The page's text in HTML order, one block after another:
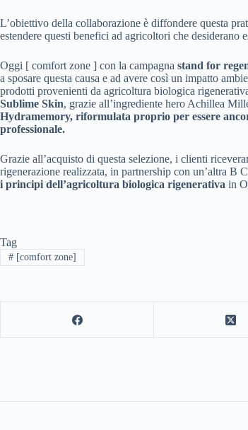
L’obiettivo della collaborazione è diffondere questa
estendere questi benefici ad agricoltori che desiderano
Oggi [ comfort zone ] con la campagna stand for
a sposare questa causa ​e ad avere così un impatto
prodotti provenienti da agricoltura biologica
Sublime Skin, grazie all’ingrediente hero Achillea
Hydramemory, riformulata proprio per essere
professionale.
Grazie all’acquisto di questa selezione, i clienti
rigenerazione realizzata, in partnership con un’altra B
i principi dell’agricoltura biologica rigenerativa in
Tag
#[comfort zone]